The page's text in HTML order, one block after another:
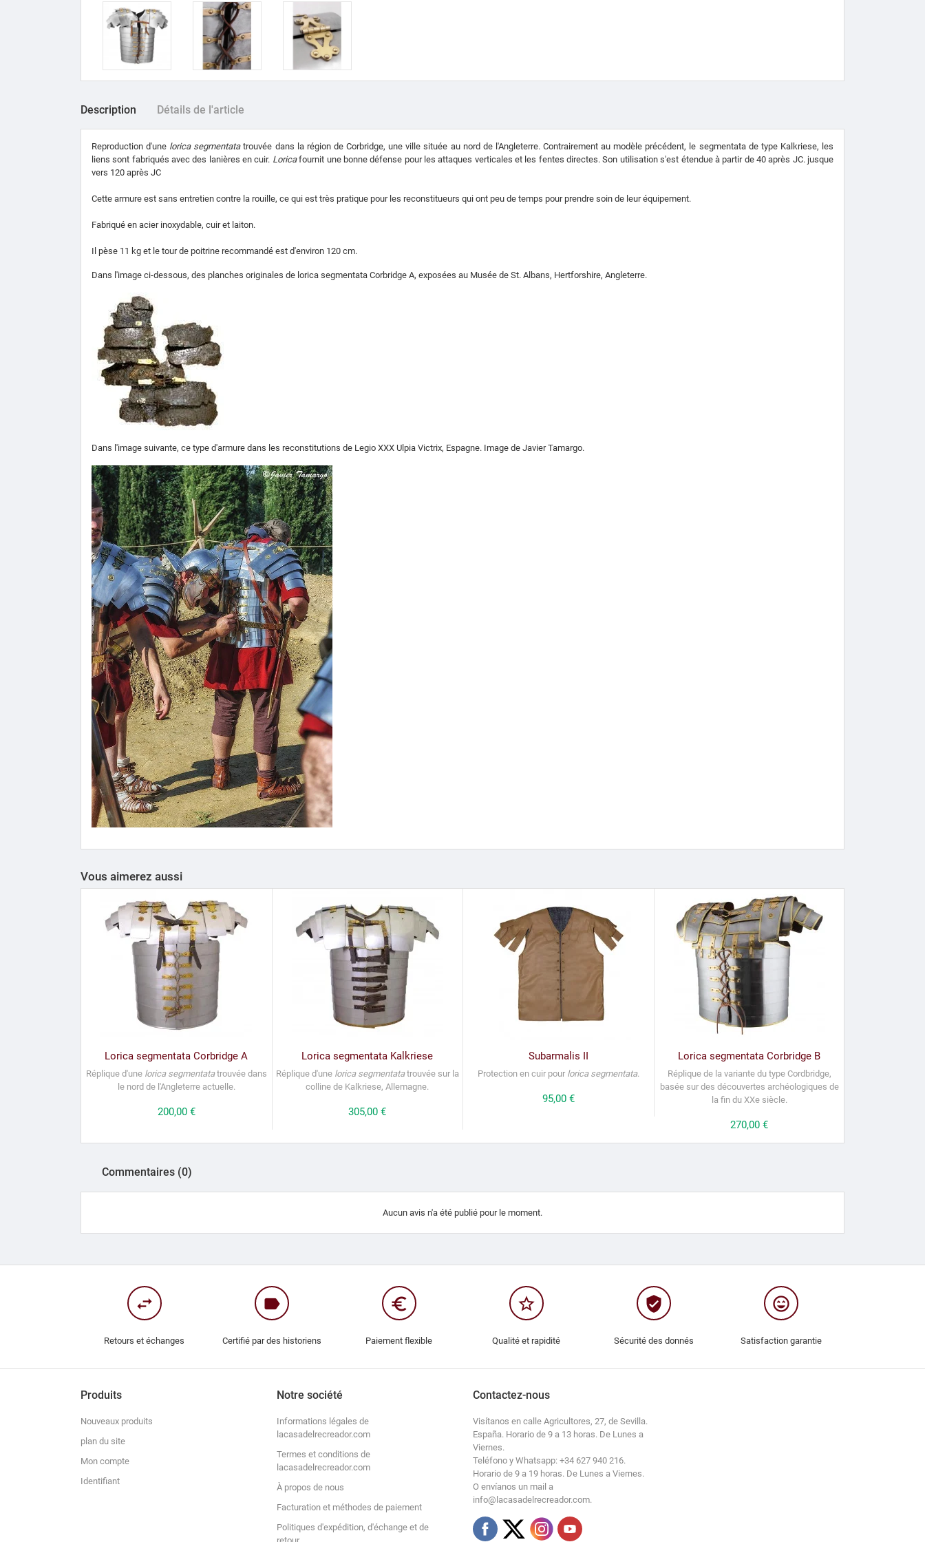
Description Détails de l'article
Reproduction d'une lorica segmentatatrouvée dans la région de Corbridge, une ville située au nord de l'Angleterre. Contrairement au modèle précédent, le segmentata de type Kalkriese, les
liens sont fabriqués avec des lanières en cuir. Loricafournit une bonne défense pour les attaques verticales et les fentes directes. Son utilisation s'est étendue à partir de 40 après JC. jusque
vers 120 après JC
Cette armure est sans entretien contre la rouille, ce qui est très pratique pour les reconstitueurs qui ont peu de temps pour prendre soin de leur équipement.
Fabriqué en acier inoxydable, cuir et laiton.
Il pèse 11 kg et le tour de poitrine recommandé est d'environ 120 cm.
Dans l'image ci-dessous, des planches originales de lorica segmentata Corbridge A, exposées au Musée de St. Albans, Hertforshire, Angleterre.
Dans l'image suivante, ce type d'armure dans les reconstitutions de Legio XXX Ulpia Victrix, Espagne. Image de Javier Tamargo.
Vous aimerez aussi
Lorica segmentata Corbridge A
Réplique d'unelorica segmentatatrouvée dans
le nord de l'Angleterre actuelle.
Prix
200,00 €
Lorica segmentata Kalkriese
Réplique d'une lorica segmentatatrouvée sur la
colline de Kalkriese, Allemagne.
Prix
305,00 €
Subarmalis II
Protection en cuir pourlorica segmentata.
Prix
95,00 €
Lorica segmentata Corbridge B
Réplique de la variante du type Cordbridge,
basée sur des découvertes archéologiques de
la fin du XXe siècle.
Prix
270,00 €
Commentaires (0)
Aucun avis n'a été publié pour le moment.
swap_horiz
Retours et échanges
label
Certifié par des historiens
euro_symbol
Paiement flexible
star_border
Qualité et rapidité
verified_user
Sécurité des donnés
sentiment_very_satisfied
Satisfaction garantie
Produits
Nouveaux produits
plan du site
Mon compte
Identifiant
Notre société
Informations légales de
lacasadelrecreador.com
Termes et conditions de
lacasadelrecreador.com
À propos de nous
Facturation et méthodes de paiement
Politiques d'expédition, d'échange et de
Contactez-nous
Visítanos en calle Agricultores, 27, de Sevilla.
España. Horario de 9 a 13 horas. De Lunes a
Viernes.
Teléfono y Whatsapp: +34 627 940 216.
Horario de 9 a 19 horas. De Lunes a Viernes.
O envíanos un mail a
info@lacasadelrecreador.com.